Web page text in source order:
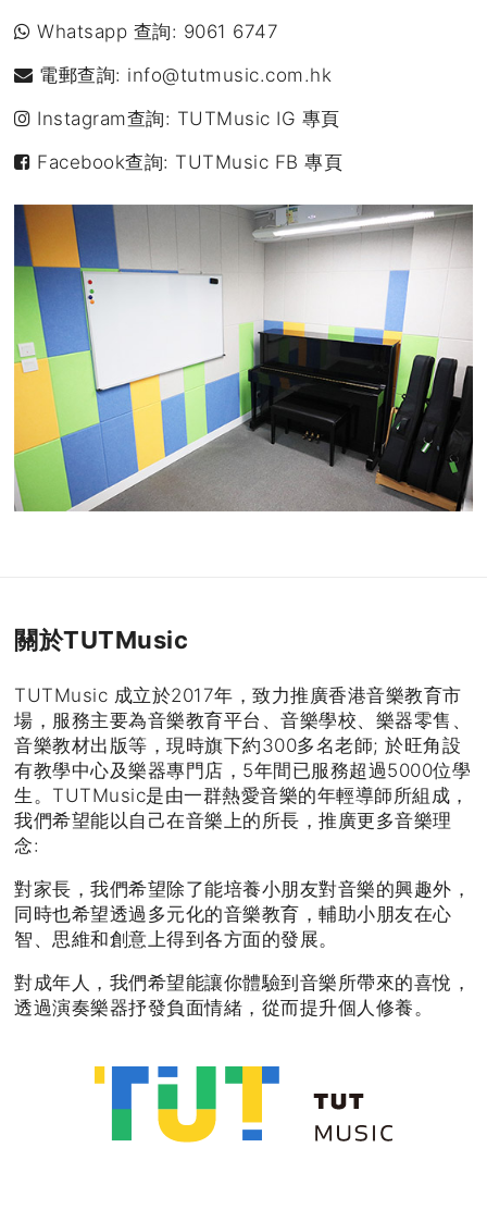
Whatsapp 查詢: 9061 6747
電郵查詢: info@tutmusic.com.hk
Instagram查詢: TUTMusic IG 專頁
Facebook查詢: TUTMusic FB 專頁
關於TUTMusic
TUTMusic 成立於2017年，致力推廣香港音樂教育市
場，服務主要為音樂教育平台、音樂學校、樂器零售、
音樂教材出版等，現時旗下約300多名老師; 於旺角設
有教學中心及樂器專門店，5年間已服務超過5000位學
生。TUTMusic是由一群熱愛音樂的年輕導師所組成，
我們希望能以自己在音樂上的所長，推廣更多音樂理
念:
對家長，我們希望除了能培養小朋友對音樂的興趣外，
同時也希望透過多元化的音樂教育，輔助小朋友在心
智、思維和創意上得到各方面的發展。
對成年人，我們希望能讓你體驗到音樂所帶來的喜悅，
透過演奏樂器抒發負面情緒，從而提升個人修養。